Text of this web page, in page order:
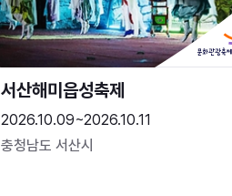
서산해미읍성축제
2026.10.09~2026.10.11
충청남도 서산시